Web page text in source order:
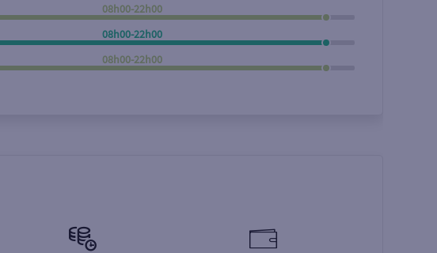
08h00-22h00
08h00-22h00
08h00-22h00